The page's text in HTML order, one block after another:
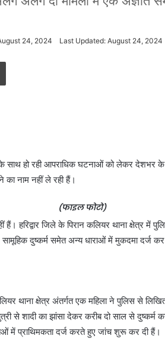
24, 2024 Last Updated: August 24, 2024
साथ हो रही आपराधिक घटनाओं को लेकर देशभर
नाम नहीं ले रही हैं।
(फाइल फोटो)
नहीं हैं। हरिद्वार जिले के पिरान कलियर थाना
दुष्कर्म समेत अन्य धाराओं में मुकदमा दर्ज
थाना क्षेत्र अंतर्गत एक महिला ने पुलिस से
से शादी का झांसा देकर करीब दो साल से
में प्राथिमकता दर्ज करते हुए जांच शुरू कर दी हैं।